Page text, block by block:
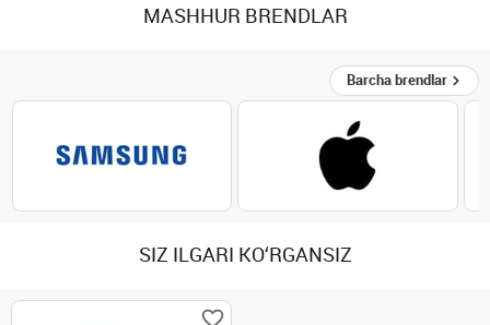
MASHHUR BRENDLAR
Barcha brendlar
SIZ ILGARI KO‘RGANSIZ